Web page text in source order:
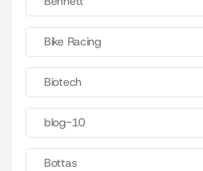
Bike Racing
Biotech
blog-10
Bottas